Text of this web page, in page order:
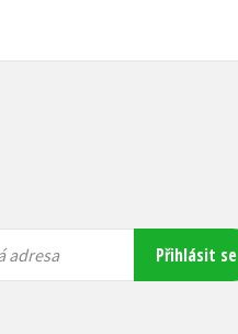
adresa Přihlásit se